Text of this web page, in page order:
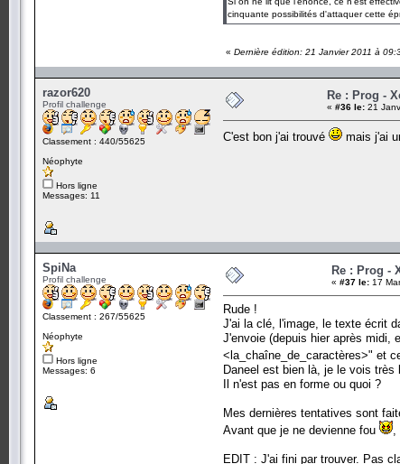
cinquante possibilités d'attaquer cette
« Dernière édition: 21 Janvier 2011 à
razor620
Profil challenge
Classement : 440/55625
Néophyte
Hors ligne
Messages: 11
Re : Prog -
« #36 le: 21
C'est bon j'ai trouvé mais j'ai
SpiNa
Profil challenge
Classement : 267/55625
Néophyte
Hors ligne
Messages: 6
Re : Prog -
« #37 le: 17
Rude !
J'ai la clé, l'image, le texte écrit
J'envoie (depuis hier après midi,
<la_chaîne_de_caractères>" et
Daneel est bien là, je le vois très
Il n'est pas en forme ou quoi ?
Mes dernières tentatives sont
Avant que je ne devienne fou
EDIT : J'ai fini par trouver. Pas